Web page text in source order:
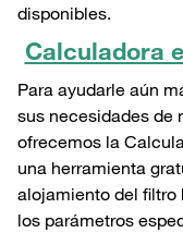
disponibles.
Calculadora
Para ayudarle aún
sus necesidades de
ofrecemos la
una herramienta
alojamiento del
los parámetros